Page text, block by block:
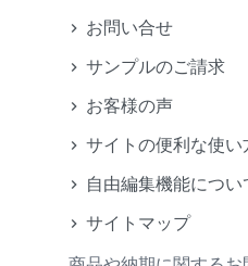
お問い合せ
サンプルのご請求
お客様の声
サイトの便利な使い
自由編集機能につい
サイトマップ